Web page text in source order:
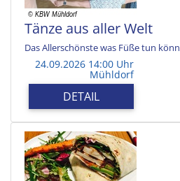
Tänze aus aller Welt
Das Allerschönste was Füße tun
24.09.2026 14:00 Uhr
Mühldorf
DETAIL